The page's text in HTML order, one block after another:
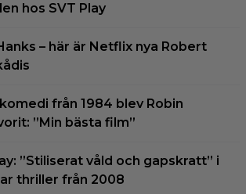
hos SVT Play
– här är Netflix nya Robert
från 1984 blev Robin
”Min bästa film”
”Stiliserat våld och gapskratt” i
thriller från 2008